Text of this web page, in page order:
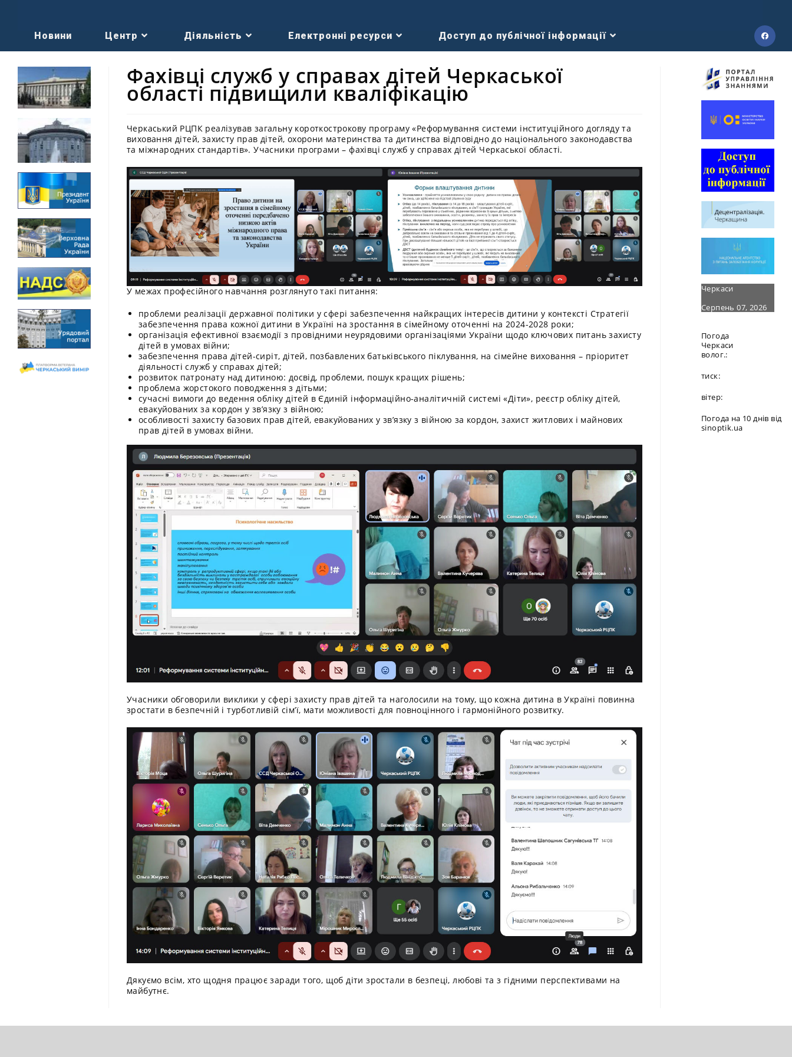
Новини Центр Діяльність Електронні ресурси Доступ до публічної інформації
Фахівці служб у справах дітей Черкаської
області підвищили кваліфікацію
Черкаський РЦПК реалізував загальну короткострокову програму «Реформування системи інституційного догляду та
виховання дітей, захисту прав дітей, охорони материнства та дитинства відповідно до національного законодавства
та міжнародних стандартів». Учасники програми – фахівці служб у справах дітей Черкаської області.
У межах професійного навчання розглянуто такі питання:
проблеми реалізації державної політики у сфері забезпечення найкращих інтересів дитини у контексті Стратегії
забезпечення права кожної дитини в Україні на зростання в сімейному оточенні на 2024-2028 роки;
організація ефективної взаємодії з провідними неурядовими організаціями України щодо ключових питань захисту
дітей в умовах війни;
забезпечення права дітей-сиріт, дітей, позбавлених батьківського піклування, на сімейне виховання – пріоритет
діяльності служб у справах дітей;
розвиток патронату над дитиною: досвід, проблеми, пошук кращих рішень;
проблема жорстокого поводження з дітьми;
сучасні вимоги до ведення обліку дітей в Єдиній інформаційно-аналітичній системі «Діти», реєстр обліку дітей,
евакуйованих за кордон у зв’язку з війною;
особливості захисту базових прав дітей, евакуйованих у зв’язку з війною за кордон, захист житлових і майнових
прав дітей в умовах війни.
Учасники обговорили виклики у сфері захисту прав дітей та наголосили на тому, що кожна дитина в Україні повинна
зростати в безпечній і турботливій сім’ї, мати можливості для повноцінного і гармонійного розвитку.
Дякуємо всім, хто щодня працює заради того, щоб діти зростали в безпеці, любові та з гідними перспективами на
майбутнє.
Черкаси
Серпень 07, 2026
Погода
Черкаси
волог.:
тиск:
вітер:
Погода на 10 днів від
sinoptik.ua